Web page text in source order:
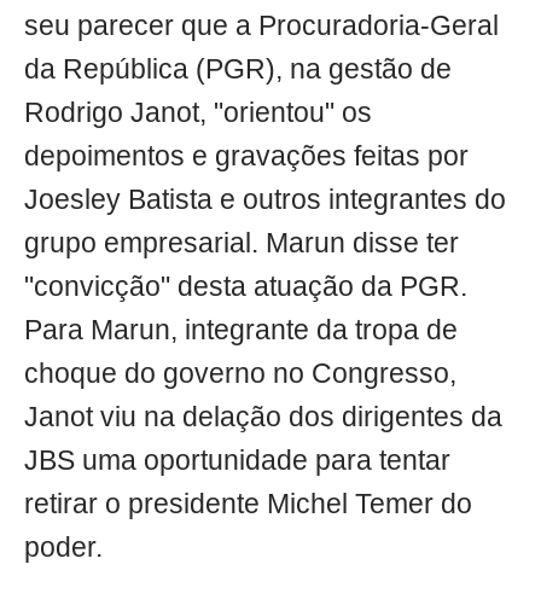
seu parecer que a Procuradoria-Geral
da República (PGR), na gestão de
Rodrigo Janot, "orientou" os
depoimentos e gravações feitas por
Joesley Batista e outros integrantes do
grupo empresarial. Marun disse ter
"convicção" desta atuação da PGR.
Para Marun, integrante da tropa de
choque do governo no Congresso,
Janot viu na delação dos dirigentes da
JBS uma oportunidade para tentar
retirar o presidente Michel Temer do
poder.